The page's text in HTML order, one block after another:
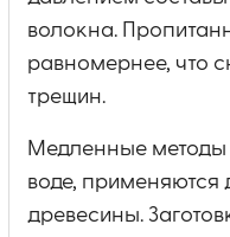
волокна.
равномернее, что
трещин.
Медленные методы
воде, применяются
древесины.